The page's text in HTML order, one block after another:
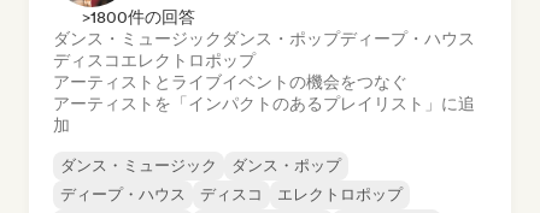
>1800件の回答
ダンス・ミュージック ダンス・ポップディープ・ハウス
ディスコエレクトロポップ
アーティストとライブイベントの機会をつなぐ
アーティストを「インパクトのあるプレイリスト」に追
加
ダンス・ミュージック
ダンス・ポップ
ディープ・ハウス
ディスコ
エレクトロポップ